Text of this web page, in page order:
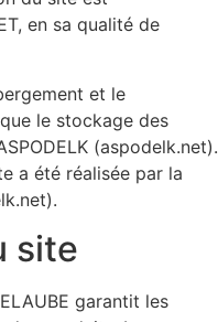
en sa qualité de
et le
le stockage des
(aspodelk.net).
a été réalisée par la
site
garantit les